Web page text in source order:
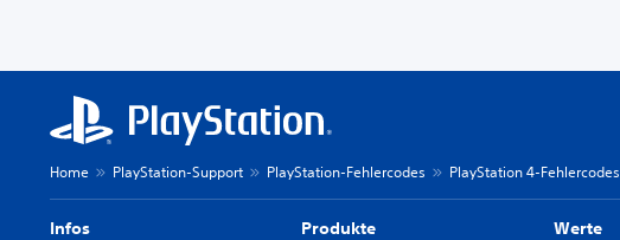
Home PlayStation-Support PlayStation-Fehlercodes PlayStation 4-Fehlercodes
Infos Produkte Werte